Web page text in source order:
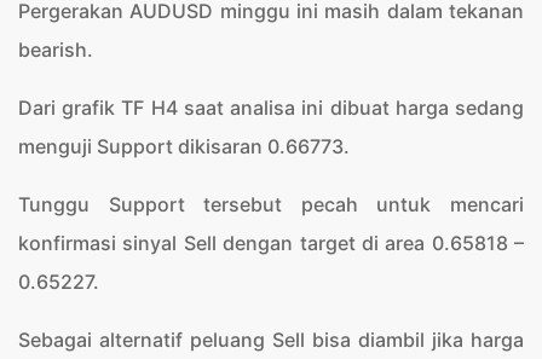
Pergerakan AUDUSD minggu ini masih dalam tekanan
bearish.
Dari grafik TF H4 saat analisa ini dibuat harga sedang
menguji Support dikisaran 0.66773.
Tunggu Support tersebut pecah untuk mencari
konfirmasi sinyal Sell dengan target di area 0.65818 –
0.65227.
Sebagai alternatif peluang Sell bisa diambil jika harga